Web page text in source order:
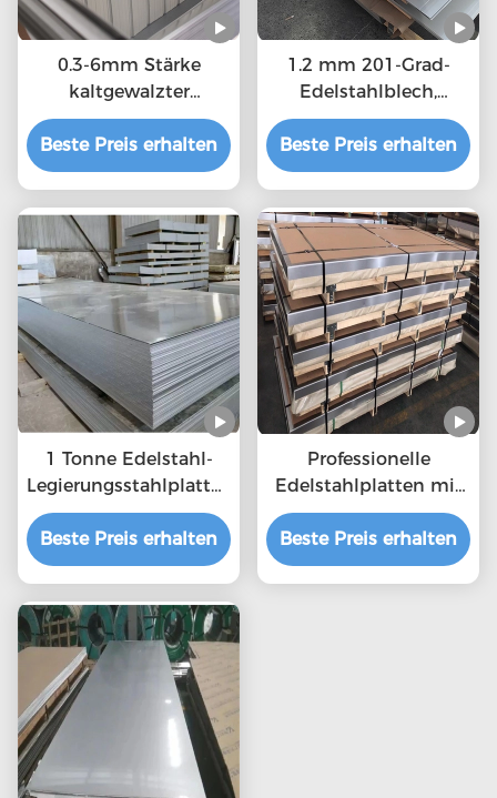
0.3-6mm Stärke
kaltgewalzter
Edelstahlblech MTC,
ISO-Bescheinigung
Beste Preis erhalten
1.2 mm 201-Grad-
Edelstahlblech,
langlebige
warmgewalzte
Stahlplatte kaufen
Beste Preis erhalten
1 Tonne Edelstahl-
Legierungsstahlplattenschweißen
1000 mm - 6000 mm
0,3 mm
Beste Preis erhalten
Professionelle
Edelstahlplatten mit
Abdeckung 2 mm
dick Edelstahlplatte
321 Edelstahlplatte
Beste Preis erhalten